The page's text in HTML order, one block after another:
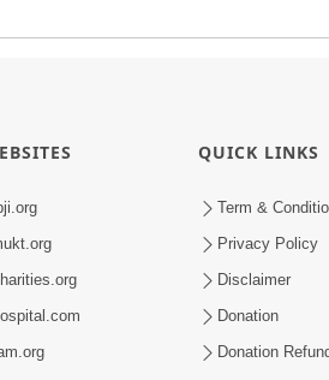
QUICK LINKS
Term &
Privacy Policy
Disclaimer
Donation
Donation